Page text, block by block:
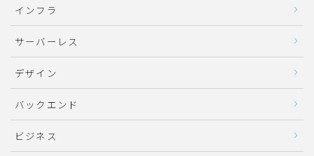
インフラ
サーバーレス
デザイン
バックエンド
ビジネス